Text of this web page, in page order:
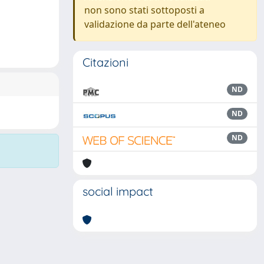
non sono stati sottoposti a
validazione da parte dell'ateneo
Citazioni
ND
ND
ND
social impact